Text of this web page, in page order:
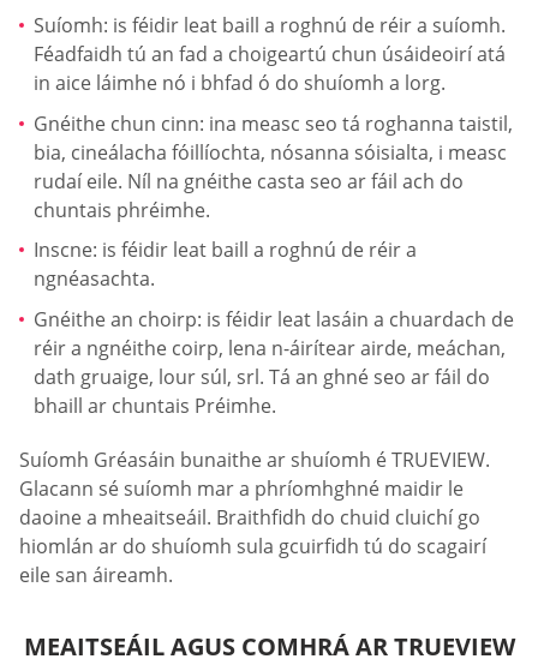
Suíomh: is féidir leat baill a roghnú de réir a suíomh.
Féadfaidh tú an fad a choigeartú chun úsáideoirí atá
in aice láimhe nó i bhfad ó do shuíomh a lorg.
Gnéithe chun cinn: ina measc seo tá roghanna taistil,
bia, cineálacha fóillíochta, nósanna sóisialta, i measc
rudaí eile. Níl na gnéithe casta seo ar fáil ach do
chuntais phréimhe.
Inscne: is féidir leat baill a roghnú de réir a
ngnéasachta.
Gnéithe an choirp: is féidir leat lasáin a chuardach de
réir a ngnéithe coirp, lena n-áirítear airde, meáchan,
dath gruaige, lour súl, srl. Tá an ghné seo ar fáil do
bhaill ar chuntais Préimhe.
Suíomh Gréasáin bunaithe ar shuíomh é TRUEVIEW.
Glacann sé suíomh mar a phríomhghné maidir le
daoine a mheaitseáil. Braithfidh do chuid cluichí go
hiomlán ar do shuíomh sula gcuirfidh tú do scagairí
eile san áireamh.
MEAITSEÁIL AGUS COMHRÁ AR TRUEVIEW